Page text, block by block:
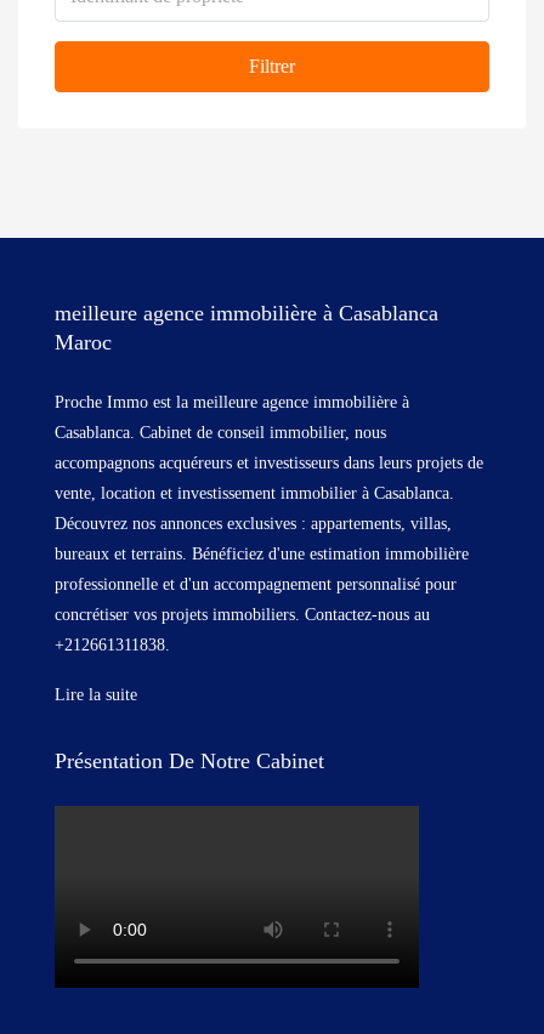
Filtrer
meilleure agence immobilière à Casablanca
Maroc
Proche Immo est la meilleure agence immobilière à
Casablanca. Cabinet de conseil immobilier, nous
accompagnons acquéreurs et investisseurs dans leurs projets de
vente, location et investissement immobilier à Casablanca.
Découvrez nos annonces exclusives : appartements, villas,
bureaux et terrains. Bénéficiez d'une estimation immobilière
professionnelle et d'un accompagnement personnalisé pour
concrétiser vos projets immobiliers. Contactez-nous au
+212661311838.
Lire la suite
Présentation De Notre Cabinet